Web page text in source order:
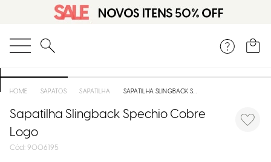
O que você está procurando?
SAPATOS SAPATILHA SAPATILHA SLINGBACK SPECHIO COBRE LOGO
Sapatilha Slingback Spechio Cobre
Logo
: 9006195